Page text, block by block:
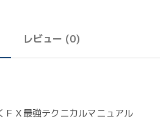
レビュー (0)
ＦＸ最強テクニカルマニュアル